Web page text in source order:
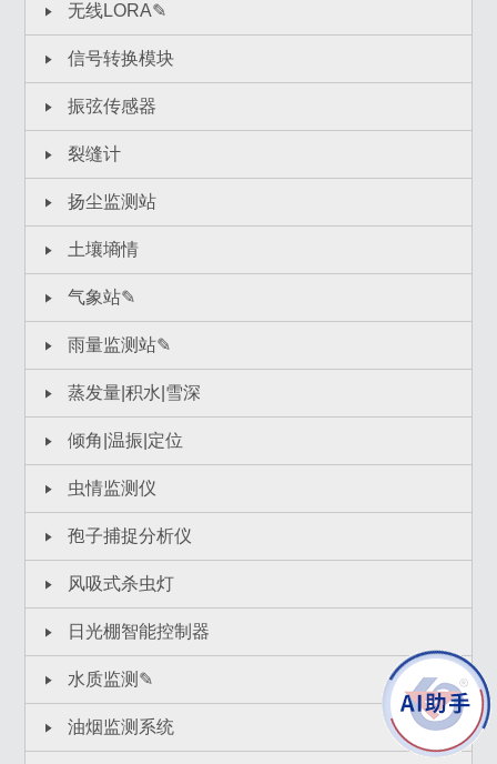
无线LORA✎
信号转换模块
振弦传感器
裂缝计
扬尘监测站
土壤墒情
气象站✎
雨量监测站✎
蒸发量|积水|雪深
倾角|温振|定位
虫情监测仪
孢子捕捉分析仪
风吸式杀虫灯
日光棚智能控制器
水质监测✎
油烟监测系统